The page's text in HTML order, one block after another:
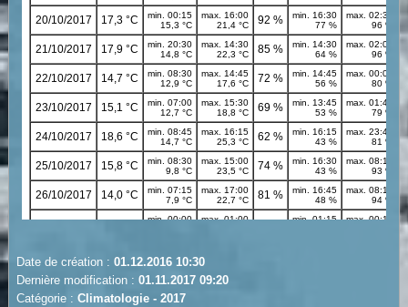
Date de création : 01.12.2016 10:30
Dernière modification : 01.11.2017 09:20
Catégorie : Climatologie - 2017